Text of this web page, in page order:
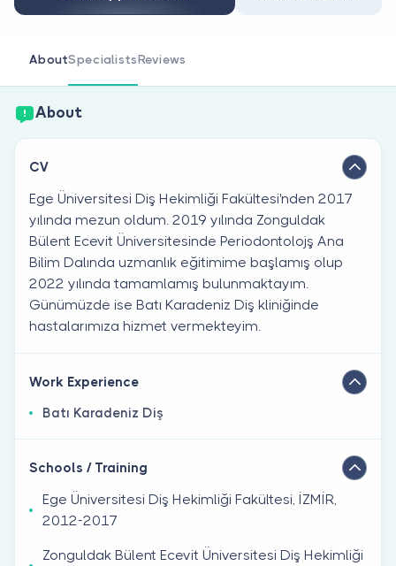
AboutSpecialistsReviews
About
CV
Ege Üniversitesi Diş Hekimliği Fakültesi'nden 2017
yılında mezun oldum. 2019 yılında Zonguldak
Bülent Ecevit Üniversitesinde Periodontolojş Ana
Bilim Dalında uzmanlık eğitimime başlamış olup
2022 yılında tamamlamış bulunmaktayım.
Günümüzde ise Batı Karadeniz Diş kliniğinde
hastalarımıza hizmet vermekteyim.
Work Experience
Batı Karadeniz Diş
Schools / Training
Ege Üniversitesi Diş Hekimliği Fakültesi, İZMİR,
2012-2017
Zonguldak Bülent Ecevit Üniversitesi Diş Hekimliği